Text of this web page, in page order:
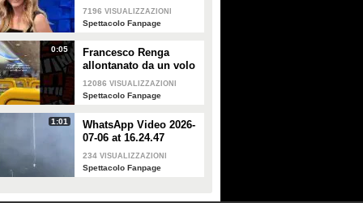
7196 VISUALIZZAZIONI
Spettacolo Fanpage
0:05
Francesco Renga
allontanato da un volo
Ryanair dopo una
discussione con gli
12086 VISUALIZZAZIONI
Spettacolo Fanpage
1:01
WhatsApp Video 2026-
07-06 at 16.24.47
234 VISUALIZZAZIONI
Spettacolo Fanpage